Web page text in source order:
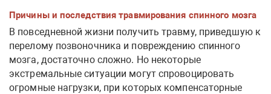
Причины и последствия травмирования спинного мозга
В повседневной жизни получить травму, приведшую к
перелому позвоночника и повреждению спинного
мозга, достаточно сложно. Но некоторые
экстремальные ситуации могут спровоцировать
огромные нагрузки, при которых компенсаторные